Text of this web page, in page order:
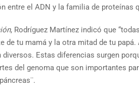
el ADN y la familia de proteínas
, Rodríguez Martínez indicó que
tu mamá y la otra mitad de tu papá.
Estas diferencias surgen
del genoma que son importantes